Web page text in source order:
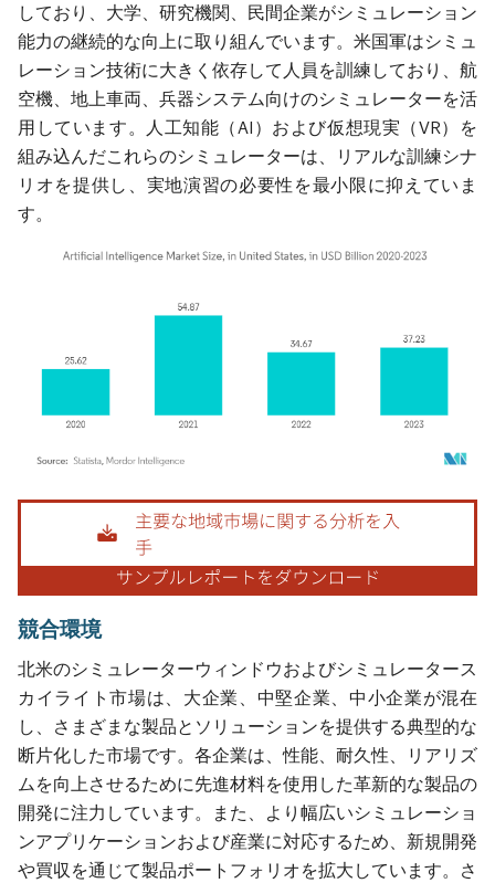
しており、大学、研究機関、民間企業がシミュレーション
能力の継続的な向上に取り組んでいます。米国軍はシミュ
レーション技術に大きく依存して人員を訓練しており、航
空機、地上車両、兵器システム向けのシミュレーターを活
用しています。人工知能（AI）および仮想現実（VR）を
組み込んだこれらのシミュレーターは、リアルな訓練シナ
リオを提供し、実地演習の必要性を最小限に抑えていま
す。
画像 © Mordor Intelligence。再利用にはCC BY 4.0の表示が必要です。
競合環境
北米のシミュレーターウィンドウおよびシミュレータース
カイライト市場は、大企業、中堅企業、中小企業が混在
し、さまざまな製品とソリューションを提供する典型的な
断片化した市場です。各企業は、性能、耐久性、リアリズ
ムを向上させるために先進材料を使用した革新的な製品の
開発に注力しています。また、より幅広いシミュレーショ
ンアプリケーションおよび産業に対応するため、新規開発
や買収を通じて製品ポートフォリオを拡大しています。さ